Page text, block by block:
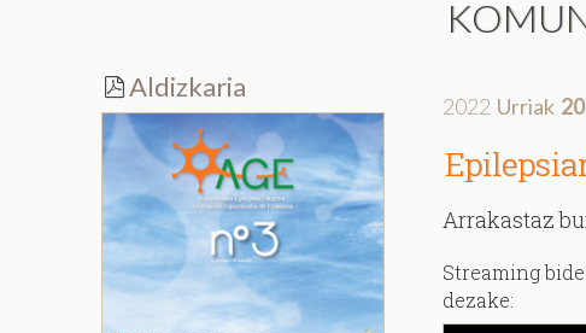
2022 Urriak 20
Arrakastaz
Streaming
dezake:
Aldizkaria